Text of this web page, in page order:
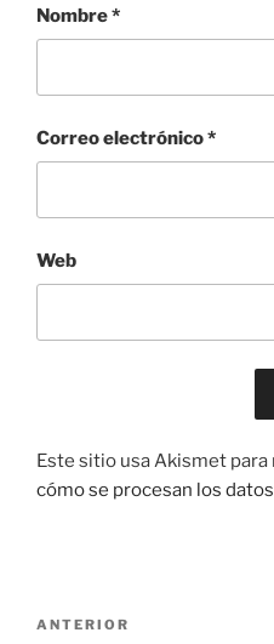
Nombre*
Correo electrónico*
Web
Este sitio usa Akismet para
cómo se procesan los
Navegación
Entrada
ANTERIOR